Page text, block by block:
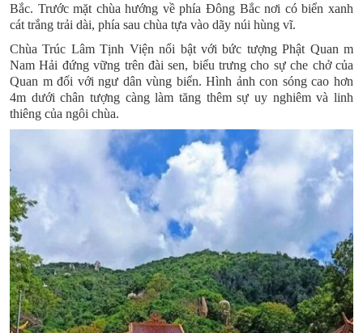
Bắc. Trước mặt chùa hướng về phía Đông Bắc nơi có biển xanh
cát trắng trải dài, phía sau chùa tựa vào dãy núi hùng vĩ.
Chùa Trúc Lâm Tịnh Viện nổi bật với bức tượng Phật Quan m
Nam Hải đứng vững trên đài sen, biểu trưng cho sự che chở của
Quan m đối với ngư dân vùng biển. Hình ảnh con sóng cao hơn
4m dưới chân tượng càng làm tăng thêm sự uy nghiêm và linh
thiêng của ngôi chùa.